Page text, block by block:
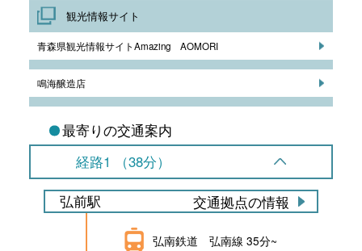
観光情報サイト
青森県観光情報サイトAmazing AOMORI
鳴海醸造店
最寄りの交通案内
経路1 （38分）
弘前駅 交通拠点の情報
弘南鉄道 弘南線 35分~